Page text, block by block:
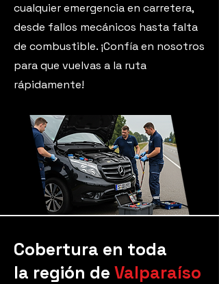
cualquier emergencia en carretera,
desde fallos mecánicos hasta falta
de combustible. ¡Confía en nosotros
para que vuelvas a la ruta
rápidamente!
Cobertura en toda
la región de Valparaíso